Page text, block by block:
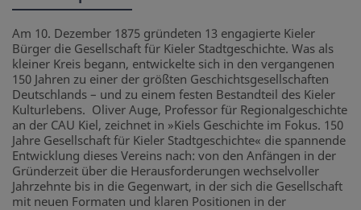
Am 10. Dezember 1875 gründeten 13 engagierte Kieler
Bürger die Gesellschaft für Kieler Stadtgeschichte. Was als
kleiner Kreis begann, entwickelte sich in den vergangenen
150 Jahren zu einer der größten Geschichtsgesellschaften
Deutschlands – und zu einem festen Bestandteil des Kieler
Kulturlebens. Oliver Auge, Professor für Regionalgeschichte
an der CAU Kiel, zeichnet in »Kiels Geschichte im Fokus. 150
Jahre Gesellschaft für Kieler Stadtgeschichte« die spannende
Entwicklung dieses Vereins nach: von den Anfängen in der
Gründerzeit über die Herausforderungen wechselvoller
Jahrzehnte bis in die Gegenwart, in der sich die Gesellschaft
mit neuen Formaten und klaren Positionen in der